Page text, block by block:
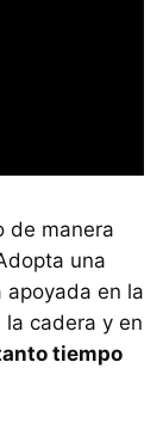
de manera
una
apoyada en la
cadera y en
tiempo